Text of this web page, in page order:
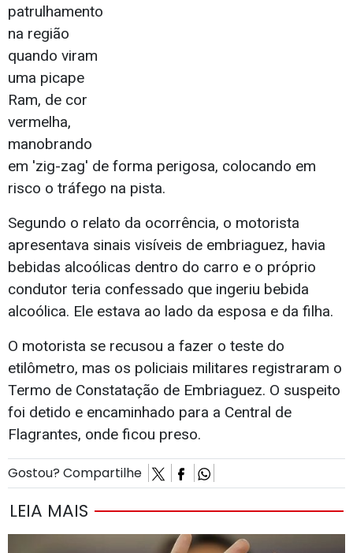
patrulhamento
na região
quando viram
uma picape
Ram, de cor
vermelha,
manobrando
em 'zig-zag' de forma perigosa, colocando em
risco o tráfego na pista.
Segundo o relato da ocorrência, o motorista
apresentava sinais visíveis de embriaguez, havia
bebidas alcoólicas dentro do carro e o próprio
condutor teria confessado que ingeriu bebida
alcoólica. Ele estava ao lado da esposa e da filha.
O motorista se recusou a fazer o teste do
etilômetro, mas os policiais militares registraram o
Termo de Constatação de Embriaguez. O suspeito
foi detido e encaminhado para a Central de
Flagrantes, onde ficou preso.
Gostou? Compartilhe
LEIA MAIS